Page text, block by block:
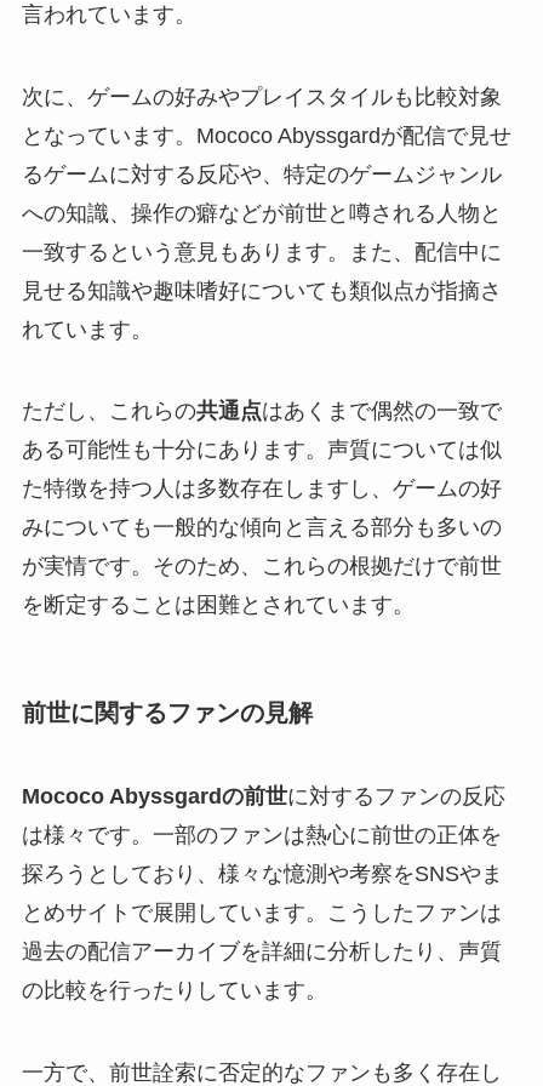
言われています。
次に、ゲームの好みやプレイスタイルも比較対象
となっています。Mococo Abyssgardが配信で見せ
るゲームに対する反応や、特定のゲームジャンル
への知識、操作の癖などが前世と噂される人物と
一致するという意見もあります。また、配信中に
見せる知識や趣味嗜好についても類似点が指摘さ
れています。
ただし、これらの共通点はあくまで偶然の一致で
ある可能性も十分にあります。声質については似
た特徴を持つ人は多数存在しますし、ゲームの好
みについても一般的な傾向と言える部分も多いの
が実情です。そのため、これらの根拠だけで前世
を断定することは困難とされています。
前世に関するファンの見解
Mococo Abyssgardの前世に対するファンの反応
は様々です。一部のファンは熱心に前世の正体を
探ろうとしており、様々な憶測や考察をSNSやま
とめサイトで展開しています。こうしたファンは
過去の配信アーカイブを詳細に分析したり、声質
の比較を行ったりしています。
一方で、前世詮索に否定的なファンも多く存在し